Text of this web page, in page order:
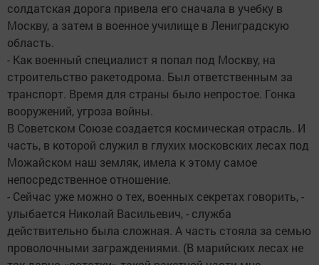
солдатская дорога привела его сначала в учебку в
Москву, а затем в военное училище в Лениградскую
область.
- Как военный специалист я попал под Москву, на
строительство ракетодрома. Был ответственным за
транспорт. Время для страны было непростое. Гонка
вооружений, угроза войны.
В Советском Союзе создается космическая отрасль. И
часть, в которой служил в глухих московских лесах под
Можайском наш земляк, имела к этому самое
непосредственное отношение.
- Сейчас уже можно о тех, военных секретах говорить, -
улыбается Николай Васильевич, - служба
действительно была сложная. А часть стояла за семью
проволочными заграждениями. (В марийских лесах не